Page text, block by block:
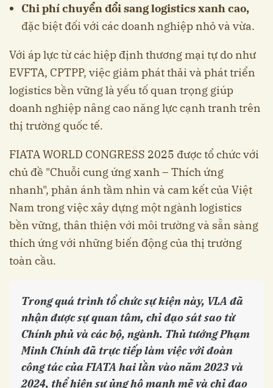
Chi phí chuyển đổi sang logistics xanh cao,
đặc biệt đối với các doanh nghiệp nhỏ và vừa.
Với áp lực từ các hiệp định thương mại tự do như
EVFTA, CPTPP, việc giảm phát thải và phát triển
logistics bền vững là yếu tố quan trọng giúp
doanh nghiệp nâng cao năng lực cạnh tranh trên
thị trường quốc tế.
FIATA WORLD CONGRESS 2025 được tổ chức với
chủ đề "Chuỗi cung ứng xanh – Thích ứng
nhanh", phản ánh tầm nhìn và cam kết của Việt
Nam trong việc xây dựng một ngành logistics
bền vững, thân thiện với môi trường và sẵn sàng
thích ứng với những biến động của thị trường
toàn cầu.
Trong quá trình tổ chức sự kiện này, VLA đã
nhận được sự quan tâm, chỉ đạo sát sao từ
Chính phủ và các bộ, ngành. Thủ tướng Phạm
Minh Chính đã trực tiếp làm việc với đoàn
công tác của FIATA hai lần vào năm 2023 và
2024, thể hiện sự ủng hộ mạnh mẽ và chỉ đạo